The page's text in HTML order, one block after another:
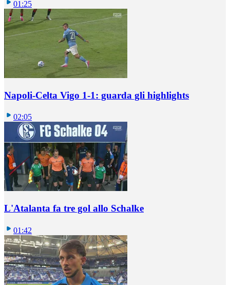
01:25
Napoli-Celta Vigo 1-1: guarda gli highlights
02:05
L'Atalanta fa tre gol allo Schalke
01:42